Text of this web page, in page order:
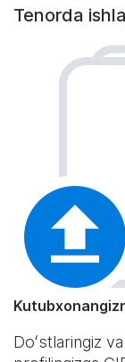
Tenorda
Doʻstlaringiz